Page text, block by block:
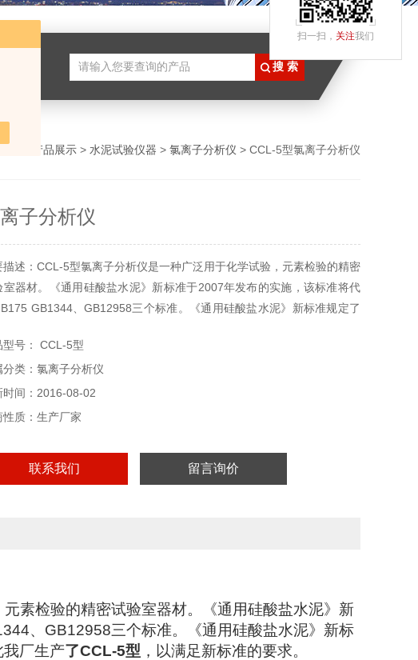
产品展示 > 水泥试验仪器 > 氯离子分析仪 > CCL-5型氯离子分析仪
子分析仪
描述：CCL-5型氯离子分析仪是一种广泛用于化学试验，元素检验的精密
室器材。《通用硅酸盐水泥》新标准于2007年发布的实施，该标准将代
GB1344、GB12958三个标准。《通用硅酸盐水泥》新标准规定了
的要求。
型号： CCL-5型
分类：氯离子分析仪
时间：2016-08-02
性质：生产厂家
联系我们 留言询价
素检验的精密试验室器材。《通用硅酸盐水泥》新
、 GB12958三个标准。《通用硅酸盐水泥》新标
我厂生产了CCL-5型 ，以满足新标准的要求。
扫一扫， 关注我们